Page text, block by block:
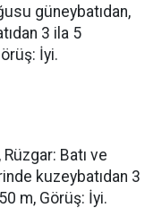
güneybatıdan,
3 ila 5
İyi.
Batı ve
kuzeybatıdan 3
m, Görüş: İyi.